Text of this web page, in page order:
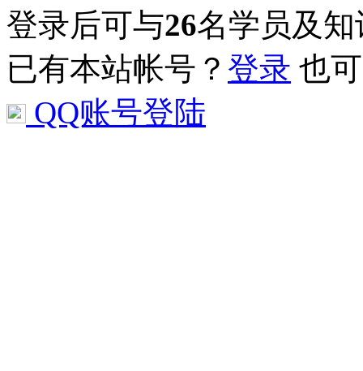
登录后可与26名学员及
已有本站帐号？ 登录 也
QQ账号登陆